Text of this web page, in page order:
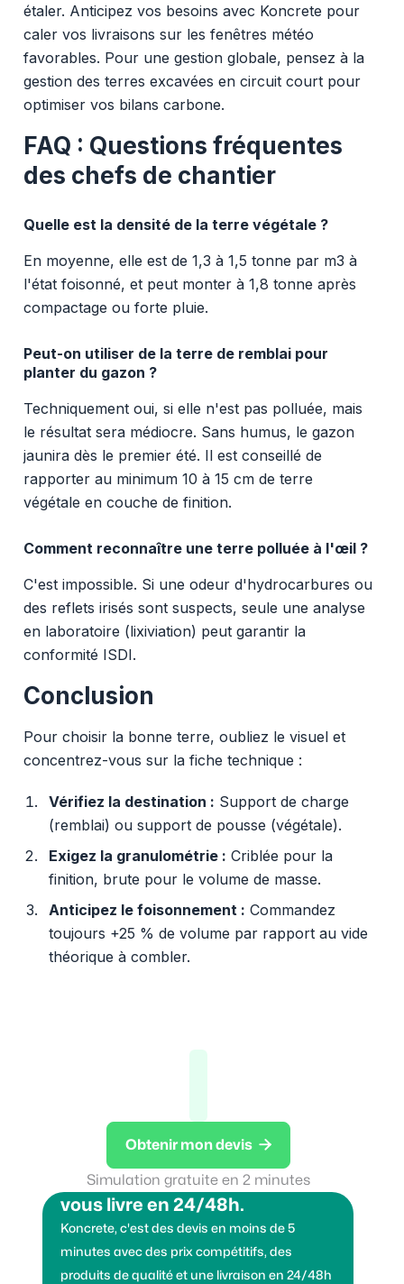
étaler. Anticipez vos besoins avec Koncrete pour
caler vos livraisons sur les fenêtres météo
favorables. Pour une gestion globale, pensez à la
gestion des terres excavées en circuit court pour
optimiser vos bilans carbone.
FAQ : Questions fréquentes
des chefs de chantier
Quelle est la densité de la terre végétale ?
En moyenne, elle est de 1,3 à 1,5 tonne par m3 à
l'état foisonné, et peut monter à 1,8 tonne après
compactage ou forte pluie.
Peut-on utiliser de la terre de remblai pour
planter du gazon ?
Techniquement oui, si elle n'est pas polluée, mais
le résultat sera médiocre. Sans humus, le gazon
jaunira dès le premier été. Il est conseillé de
rapporter au minimum 10 à 15 cm de terre
végétale en couche de finition.
Comment reconnaître une terre polluée à l'œil ?
C'est impossible. Si une odeur d'hydrocarbures ou
des reflets irisés sont suspects, seule une analyse
en laboratoire (lixiviation) peut garantir la
conformité ISDI.
Conclusion
Pour choisir la bonne terre, oubliez le visuel et
concentrez-vous sur la fiche technique :
Vérifiez la destination : Support de charge
(remblai) ou support de pousse (végétale).
Exigez la granulométrie : Criblée pour la
finition, brute pour le volume de masse.
Anticipez le foisonnement : Commandez
toujours +25 % de volume par rapport au vide
théorique à combler.
Obtenir mon devis 
Simulation gratuite en 2 minutes
Vous voulez des granulats on
vous livre en 24/48h.
Koncrete, c'est des devis en moins de 5
minutes avec des prix compétitifs, des
produits de qualité et une livraison en 24/48h